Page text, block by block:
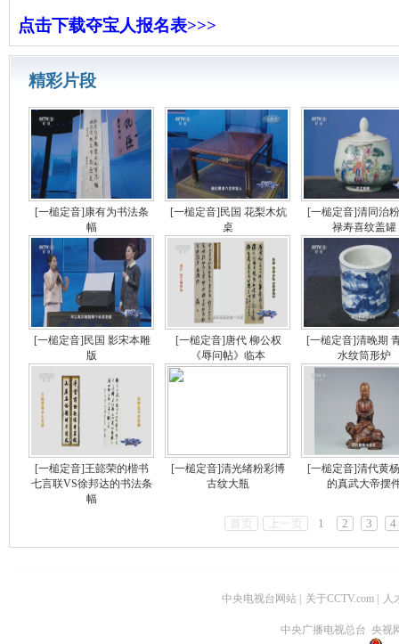
点击下载夺宝人报名表>>>
精彩片段
[一槌定音]康有为书法条
幅
[一槌定音]民国 花梨木炕
桌
[一槌定音]清同治
禄寿喜纹盖罐
[一槌定音]民国 影宋本雕
版
[一槌定音]唐代 柳公权
《辱问帖》临本
[一槌定音]清晚期
水纹筒形炉
[一槌定音]王㦤荣的楷书
七言联VS徐邦达的书法条
幅
[一槌定音]清光绪粉彩博
古纹大瓶
[一槌定音]清代黄
的真武大帝摆
首页 上一页 1 2 3 4
中央电视台网站 关于CCTV.com 人
中央广播电视总台 央视